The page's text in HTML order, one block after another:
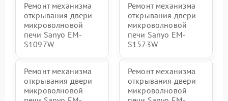
Ремонт механизма
открывания двери
микроволновой
печи Sanyo EM-
S1097W
Ремонт механизма
открывания двери
микроволновой
печи Sanyo EM-
S1573W
Ремонт механизма
открывания двери
микроволновой
Ремонт механизма
открывания двери
микроволновой